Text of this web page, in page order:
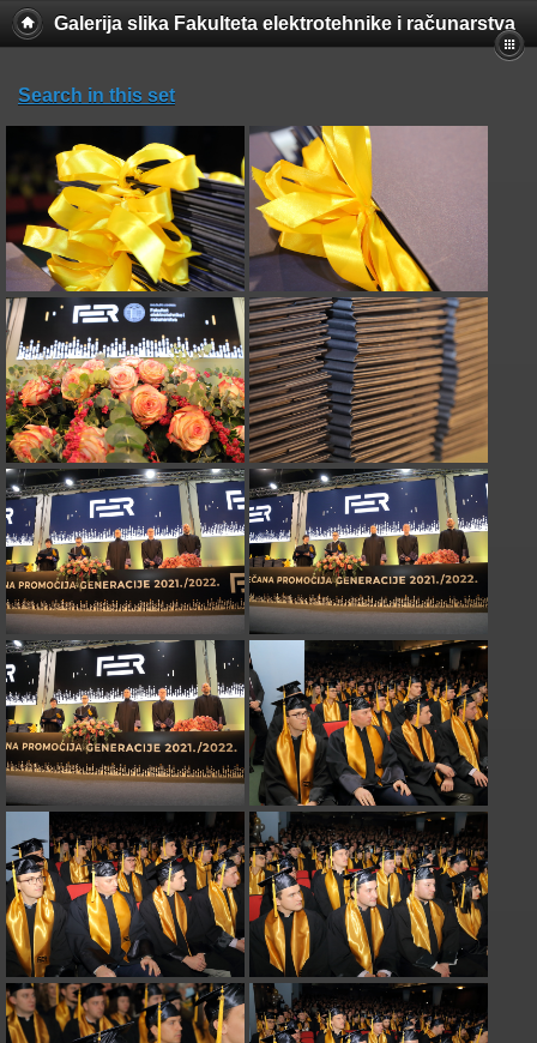
Galerija slika Fakulteta elektrotehnike i računarstva
Search in this set